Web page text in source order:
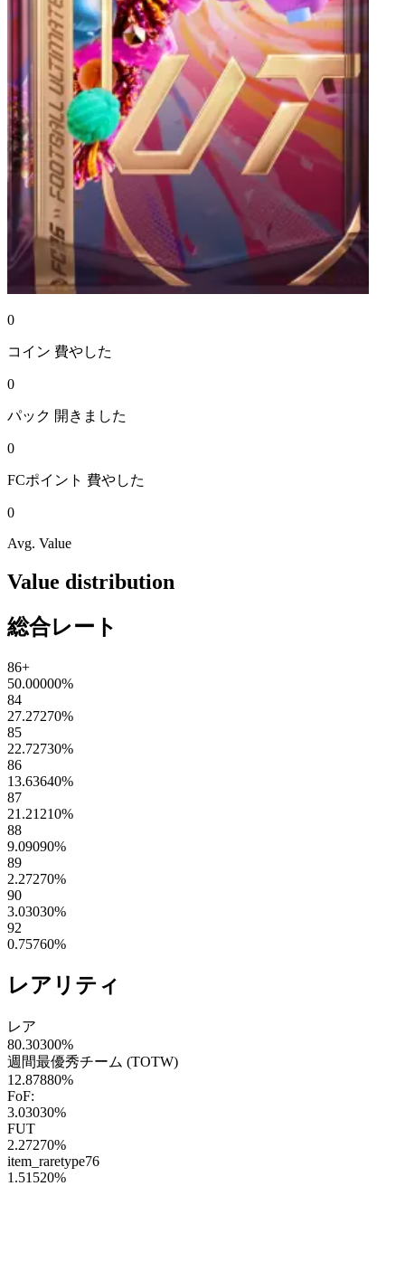
0
コイン 費やした
0
パック 開きました
0
FCポイント 費やした
0
Avg. Value
Value distribution
総合レート
86+
50.00000%
84
27.27270%
85
22.72730%
86
13.63640%
87
21.21210%
88
9.09090%
89
2.27270%
90
3.03030%
92
0.75760%
レアリティ
レア
80.30300%
週間最優秀チーム (TOTW)
12.87880%
FoF:
3.03030%
FUT
2.27270%
item_raretype76
1.51520%